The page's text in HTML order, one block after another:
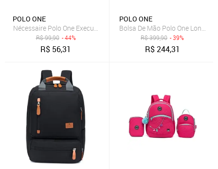
POLO ONE
Nécessaire Polo One Executiva Organizadora Viagem Trabalho
R$99,90 - 44%
R$ 56,31
POLO ONE
Bolsa De Mão Polo One Lona
R$399,90 - 39%
R$244,31